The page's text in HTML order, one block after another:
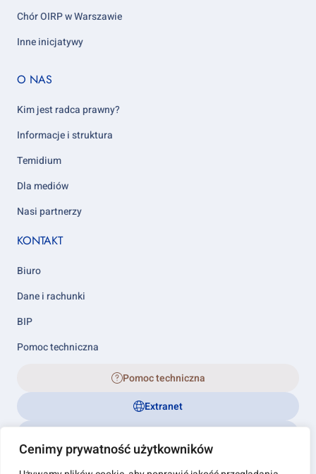
Cenimy prywatność użytkowników
Chór OIRP w Warszawie
Inne inicjatywy
Footer
5
O NAS
Kim jest radca prawny?
Informacje i struktura
Temidium
Dla mediów
Nasi partnerzy
KONTAKT
Biuro
Dane i rachunki
BIP
Pomoc techniczna
Pomoc techniczna
Extranet